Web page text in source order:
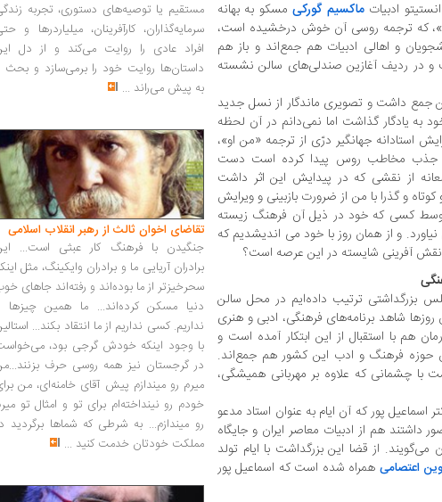
ماکسیم گورکیمسکو به بهانه
که ترجمه روسی آن خوش درخشیده است،
و اهالی ادبیات هم جمع‌اند و باز هم
و در ردیف آغازین صندلی‌های سالن نشسته
جمع داشت و تصویری ماندگار از نسل جدید
به یادگار گذاشت اما نمی‌دانم در آن لحظه
استادانه جهانگیر درّی از ترجمه «من او»،
جذب مخاطب روس پیدا کرده است دست
از نقشی که در پیدایش این اثر داشت
و گذرا با من از ضرورت بازبینی و ویرایش
توسط کسی که خود در ذیل آن فرهنگ زیسته
و از همان روز با خود می اندیشدیم که
نقش آفرینی شایسته در این عرصه است؟
برایش مجلس بزرگداشتی ترتیب داده‌ایم در محل سالن
روزها شاهد برنامه‌های فرهنگی، ادبی و هنری
هم با استقبال از این ابتکار آمده است و
حوزه فرهنگ و ادب این کشور هم جمع‌اند.
چشمانی که علاوه بر مهربانی همیشگی،
پور که آن ایام به عنوان استاد مدعو
هم از ادبیات معاصر ایران و جایگاه
از قضا این بزرگداشت با ایام تولد
اعتصامی همراه شده است که اسماعیل پور
مستقیم یا توصیه‌های دستوری، تجربه
سرمایه‌گذاران، کارآفرینان، میلیاردرها و
افراد عادی را روایت می‌کند و از دل
داستان‌ها روایت خود را برمی‌سازد و بحث
به پیش می‌راند ...
تقاضای اخوان ثالث از رهبر انقلاب اسلامی
جنگیدن با فرهنگ کار عبثی است...
برادران آریایی ما و برادران وایکینگ، مثل
سحرخیزتر از ما بوده‌اند و رفته‌اند جاهای
دنیا مسکن کرده‌اند... ما همین چیزها
نداریم. کسی نداریم از ما انتقاد بکند...
با وجود اینکه خودش گرجی بود،
در گرجستان نیز همه روسی حرف
میرم رو میندازم پیش آقای خامنه‌ای، من
خودم رو نینداخته‌ام برای تو و امثال تو
رو میندازم... به شرطی که شماها برگردید
مملکت خودتان خدمت کنید ...